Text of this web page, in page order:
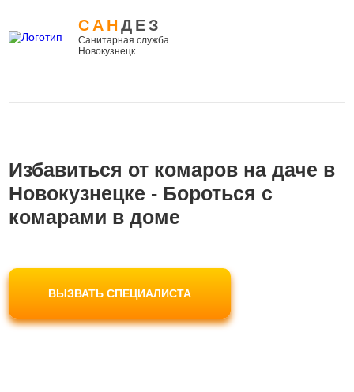
САНДЕЗ
Санитарная служба
Новокузнецк
Избавиться от комаров на даче в
Новокузнецке - Бороться с
комарами в доме
ВЫЗВАТЬ СПЕЦИАЛИСТА